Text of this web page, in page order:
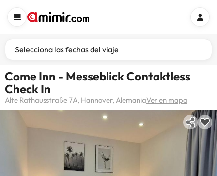
Selecciona las fechas del viaje
Come Inn - Messeblick Contaktless
Check In
Alte Rathausstraße 7A, Hannover, AlemaniaVer en mapa